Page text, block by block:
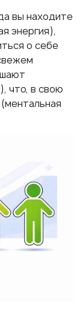
вы находите
энергия),
о себе
что, в свою